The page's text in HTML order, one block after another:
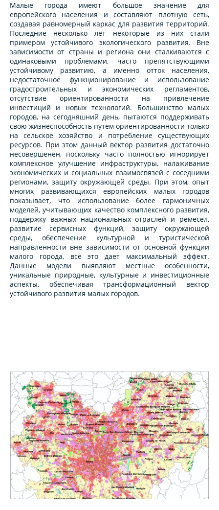
Малые города имеют большое значение для
европейского населения и составляют плотную сеть,
создавая равномерный каркас для развития территорий.
Последние несколько лет некоторые из них стали
примером устойчивого экологического развития. Вне
зависимости от страны и региона они сталкиваются с
одинаковыми проблемами, часто препятствующими
устойчивому развитию, а именно отток населения,
недостаточное функционирование и использование
градостроительных и экономических регламентов,
отсутствие ориентированности на привлечение
инвестиций и новых технологий. Большинство малых
городов, на сегодняшний день, пытаются поддерживать
свою жизнеспособность путем ориентированности только
на сельское хозяйство и потребление существующих
ресурсов. При этом данный вектор развития достаточно
несовершенен, поскольку часто полностью игнорирует
комплексное улучшение инфраструктуры, налаживание
экономических и социальных взаимосвязей с соседними
регионами, защиту окружающей среды. При этом, опыт
многих развивающихся европейских малых городов
показывает, что использование более гармоничных
моделей, учитывающих качество комплексного развития,
поддержку важных национальных отраслей и ремесел,
развитие сервисных функций, защиту окружающей
среды, обеспечение культурной и туристической
направленности вне зависимости от основной функции
малого города, все это дает максимальный эффект.
Данные модели выявляют местные особенности,
уникальные природные, культурные и инвестиционные
аспекты, обеспечивая трансформационный вектор
устойчивого развития малых городов.